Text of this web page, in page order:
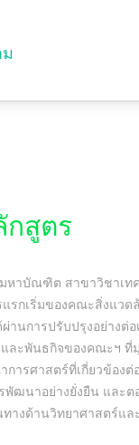
กสูตร
หาบัณฑิต สาขาวิชาเท
รกเริ่มของคณะสิ่งแวด
านการปรับปรุงอย่างต่อ
ละพันธกิจของคณะฯ ที่
การศาสตร์ที่เกี่ยวข้อง
พัฒนาอย่างยั่งยืน และต
างด้านวิทยาศาสตร์แล